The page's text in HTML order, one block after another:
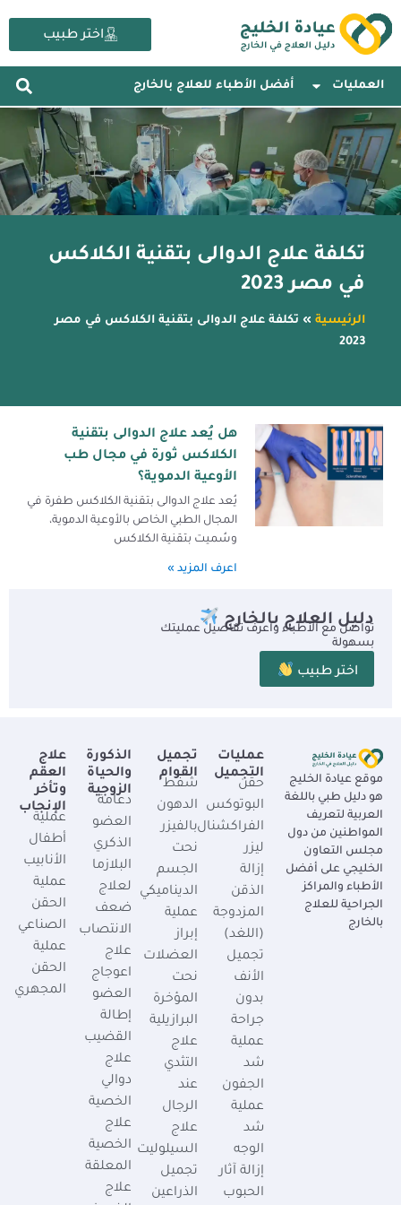
إلى
المحتوى
اختر طبيب
العمليات أفضل الأطباء للعلاج بالخارج
تكلفة علاج الدوالى بتقنية الكلاكس
في مصر 2023
الرئيسية » تكلفة علاج الدوالى بتقنية الكلاكس في مصر
2023
هل يُعد علاج الدوالى بتقنية
الكلاكس ثورة في مجال طب
الأوعية الدموية؟
يُعد علاج الدوالى بتقنية الكلاكس طفرة في
المجال الطبي الخاص بالأوعية الدموية،
وسُميت بتقنية الكلاكس
اعرف المزيد »
دليل العلاج بالخارج
تواصل مع الأطباء واعرف تفاصيل عمليتك
بسهولة
اختر طبيب
موقع عيادة الخليج
هو دليل طبي باللغة
العربية لتعريف
المواطنين من دول
مجلس التعاون
الخليجي على أفضل
الأطباء والمراكز
الجراحية للعلاج
بالخارج
عمليات
التجميل
حقن
البوتوكس
الفراكشنال
ليزر
إزالة
الذقن
المزدوجة
(اللغد)
تجميل
الأنف
بدون
جراحة
عملية
شد
الجفون
عملية
شد
الوجه
إزالة آثار
الحبوب
تجميل
القوام
شفط
الدهون
بالفيزر
نحت
الجسم
الديناميكي
عملية
إبراز
العضلات
نحت
المؤخرة
البرازيلية
علاج
التثدي
عند
الرجال
علاج
السيلوليت
تجميل
الذراعين
الذكورة
والحياة
الزوجية
دعامة
العضو
الذكري
البلازما
لعلاج
ضعف
الانتصاب
علاج
اعوجاج
العضو
إطالة
القضيب
علاج
دوالي
الخصية
علاج
الخصية
المعلقة
علاج
علاج
العقم
وتأخر
الإنجاب
عملية
أطفال
الأنابيب
عملية
الحقن
الصناعي
عملية
الحقن
المجهري